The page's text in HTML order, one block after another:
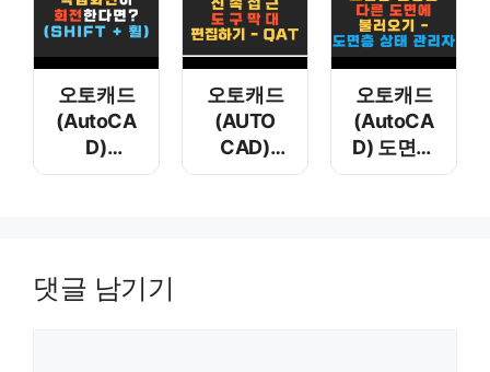
Car Cdr
Nth
오토캐드
(AutoCA
D)
작업화면
+ 휠)
오토캐드
(AUTO
CAD)
신속 접근
오토캐드
(AutoCA
D) 도면층
설정을
댓글 남기기